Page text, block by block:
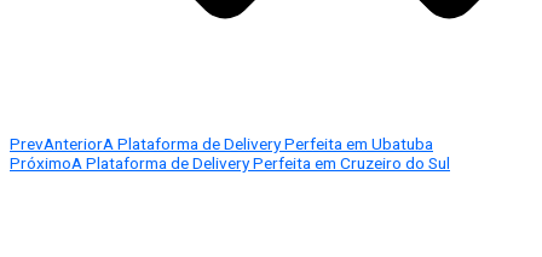
PrevAnteriorA Plataforma de Delivery Perfeita em Ubatuba
PróximoA Plataforma de Delivery Perfeita em Cruzeiro do Sul